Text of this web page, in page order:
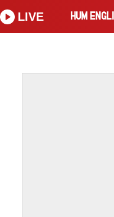
HUM
LIVE